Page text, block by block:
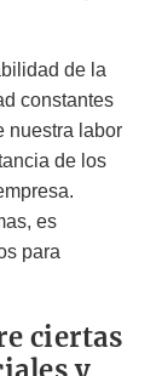
de la
constantes
nuestra labor
de los
es
para
ciertas